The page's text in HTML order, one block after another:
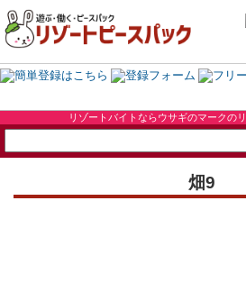
リゾートバイトならウサギのマークの
畑9